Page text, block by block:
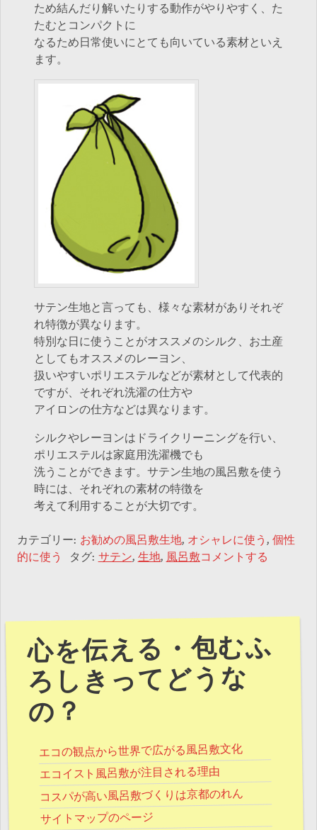
ため結んだり解いたりする動作がやりやすく、た
たむとコンパクトに
なるため日常使いにとても向いている素材といえ
ます。
サテン生地と言っても、様々な素材がありそれぞ
れ特徴が異なります。
特別な日に使うことがオススメのシルク、お土産
としてもオススメのレーヨン、
扱いやすいポリエステルなどが素材として代表的
ですが、それぞれ洗濯の仕方や
アイロンの仕方などは異なります。
シルクやレーヨンはドライクリーニングを行い、
ポリエステルは家庭用洗濯機でも
洗うことができます。サテン生地の風呂敷を使う
時には、それぞれの素材の特徴を
考えて利用することが大切です。
カテゴリー: お勧めの風呂敷生地, オシャレに使う , 個性
的に使う
タグ: サテン, 生地, 風呂敷コメントする
心を伝える・包むふ
ろしきってどうな
の？
エコの観点から世界で広がる風呂敷文化
エコイスト風呂敷が注目される理由
コスパが高い風呂敷づくりは京都のれん
サイトマップのページ